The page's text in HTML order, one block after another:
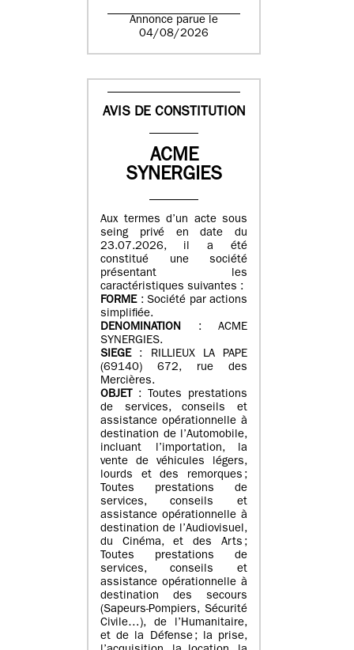
Annonce parue le
04/08/2026
AVIS DE CONSTITUTION
ACME
SYNERGIES
Aux termes d’un acte sous
seing privé en date du
23.07.2026, il a été
constitué une société
présentant les
caractéristiques suivantes :
FORME: Société par actions
simplifiée.
DENOMINATION : ACME
SYNERGIES.
SIEGE: RILLIEUX LA PAPE
(69140) 672, rue des
Mercières.
OBJET
: Toutes prestations
de services, conseils et
assistance opérationnelle à
destination de l’Automobile,
incluant l’importation, la
vente de véhicules légers,
lourds et des remorques ;
Toutes prestations de
services, conseils et
assistance opérationnelle à
destination de l’Audiovisuel,
du Cinéma, et des Arts ;
Toutes prestations de
services, conseils et
assistance opérationnelle à
destination des secours
(Sapeurs-Pompiers, Sécurité
Civile…), de l’Humanitaire,
et de la Défense ; la prise,